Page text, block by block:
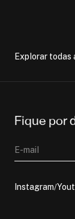
Explorar todas
Fique por
E-mail
Instagram